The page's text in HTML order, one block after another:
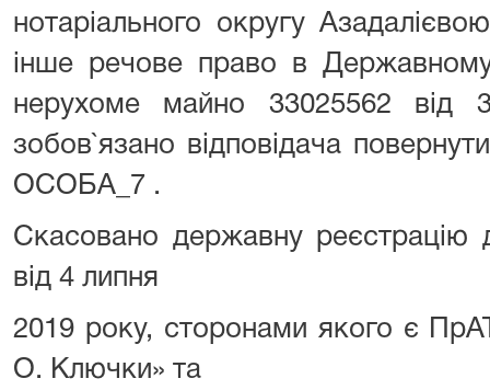
нотаріального округу
інше речове право в
нерухоме майно 33025562 від
зобов`язано відповідача
ОСОБА_7 .
Скасовано державну реєстрацію
від 4 липня
2019 року, сторонами якого є
О. Ключки» та